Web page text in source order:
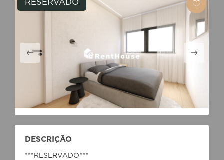
RESERVADO
DESCRIÇÃO
***RESERVADO***